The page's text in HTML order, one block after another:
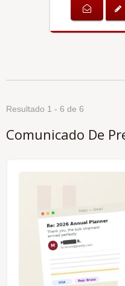
Resultado 1 - 6 de 6
Comunicado De